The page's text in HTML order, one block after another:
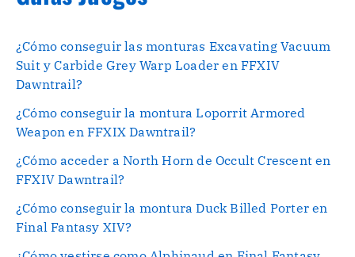
¿Cómo conseguir las monturas Excavating Vacuum
Suit y Carbide Grey Warp Loader en FFXIV
Dawntrail?
¿Cómo conseguir la montura Loporrit Armored
Weapon en FFXIX Dawntrail?
¿Cómo acceder a North Horn de Occult Crescent en
FFXIV Dawntrail?
¿Cómo conseguir la montura Duck Billed Porter en
Final Fantasy XIV?